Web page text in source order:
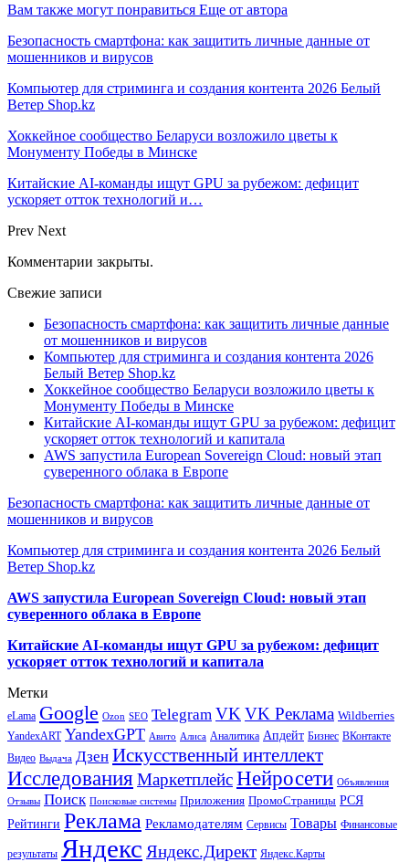
Вам также могут понравиться Еще от автора
Безопасность смартфона: как защитить личные данные от
мошенников и вирусов
Компьютер для стриминга и создания контента 2026 Белый
Ветер Shop.kz
Хоккейное сообщество Беларуси возложило цветы к
Монументу Победы в Минске
Китайские AI-команды ищут GPU за рубежом: дефицит
ускоряет отток технологий и…
Prev Next
Комментарии закрыты.
Свежие записи
Безопасность смартфона: как защитить личные данные
от мошенников и вирусов
Компьютер для стриминга и создания контента 2026
Белый Ветер Shop.kz
Хоккейное сообщество Беларуси возложило цветы к
Монументу Победы в Минске
Китайские AI-команды ищут GPU за рубежом: дефицит
ускоряет отток технологий и капитала
AWS запустила European Sovereign Cloud: новый этап
суверенного облака в Европе
Безопасность смартфона: как защитить личные данные от
мошенников и вирусов
Компьютер для стриминга и создания контента 2026 Белый
Ветер Shop.kz
AWS запустила European Sovereign Cloud: новый этап
суверенного облака в Европе
Китайские AI-команды ищут GPU за рубежом: дефицит
ускоряет отток технологий и капитала
Метки
eLama Google Ozon SEO Telegram VK VK Реклама Wildberries
YandexART YandexGPT Авито Алиса Аналитика Апдейт Бизнес ВКонтакте
Видео Выдача Дзен Искусственный интеллект
Исследования МаркетплейсНейросети Объявления
Отзывы Поиск Поисковые системы Приложения ПромоСтраницы РСЯ
Рейтинги Реклама Рекламодателям Сервисы Товары Финансовые
результаты Яндекс Яндекс.Директ Яндекс.Карты